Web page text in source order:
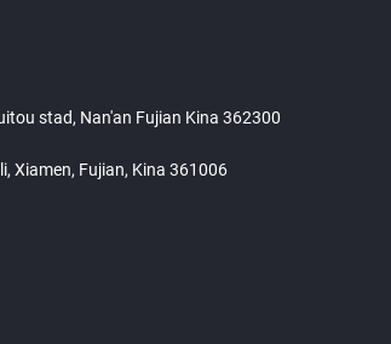
stad, Nan'an Fujian Kina 362300
Xiamen, Fujian, Kina 361006